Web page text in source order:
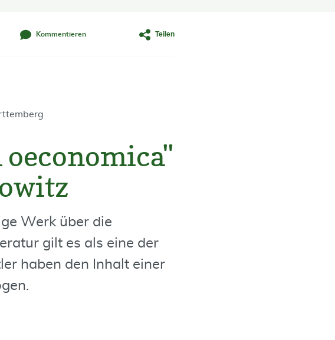
Kommentieren Teilen
Werk über die
gilt es als eine der
haben den Inhalt einer